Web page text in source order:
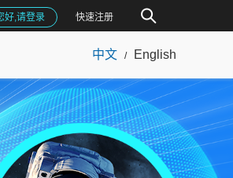
好,请登录 快速注册
中文 / English